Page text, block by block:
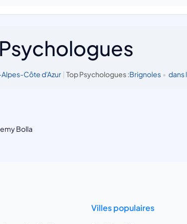
Côte d'Azur | Top Psychologues :Brignoles • dans
Bolla
Villes populaires